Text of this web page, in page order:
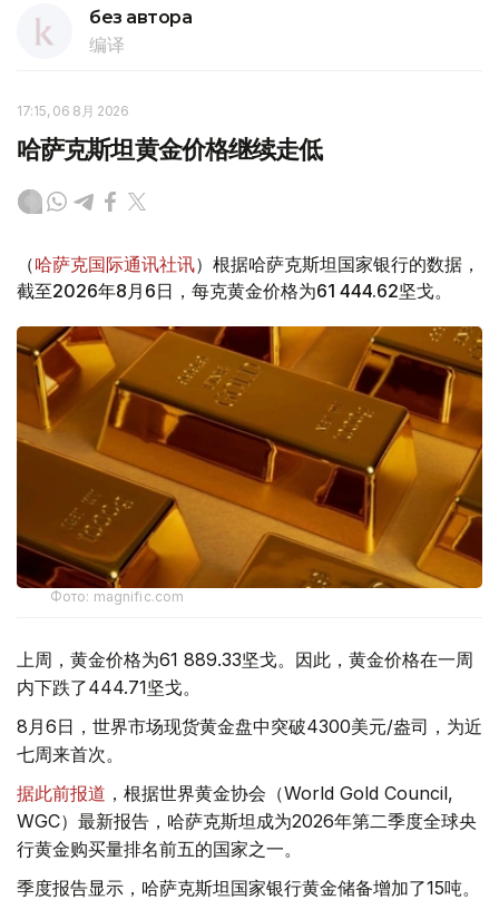
без автора
编译
17:15, 06 8月 2026
哈萨克斯坦黄金价格继续走低
（哈萨克国际通讯社讯）根据哈萨克斯坦国家银行的数据，
截至2026年8月6日，每克黄金价格为61 444.62坚戈。
Фото: magnific.com
上周，黄金价格为61 889.33坚戈。因此，黄金价格在一周
内下跌了444.71坚戈。
8月6日，世界市场现货黄金盘中突破4300美元/盎司，为近
七周来首次。
据此前报道 ，根据世界黄金协会（World Gold Council,
WGC）最新报告，哈萨克斯坦成为2026年第二季度全球央
行黄金购买量排名前五的国家之一。
季度报告显示，哈萨克斯坦国家银行黄金储备增加了15吨。